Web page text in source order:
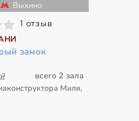
Выхино
1 отзыв
замок
всего 2 зала
Миля,